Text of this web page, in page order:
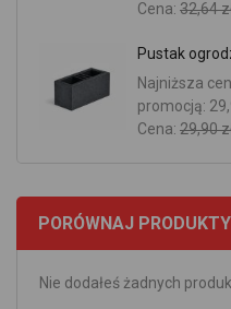
Cena: 32,64
Pustak
Najniższa
promocją:
Cena: 29,90
PORÓWNAJ PRODUKTY
Nie dodałeś żadnych